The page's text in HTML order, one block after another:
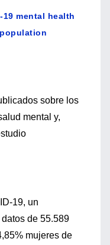
19 mental health
sobre los
mental y,
19, un
de 55.589
mujeres de